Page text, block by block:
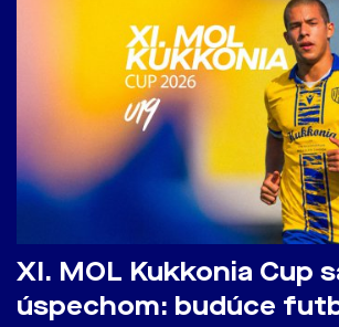
​XI. MOL Kukkonia Cup
úspechom: budúce